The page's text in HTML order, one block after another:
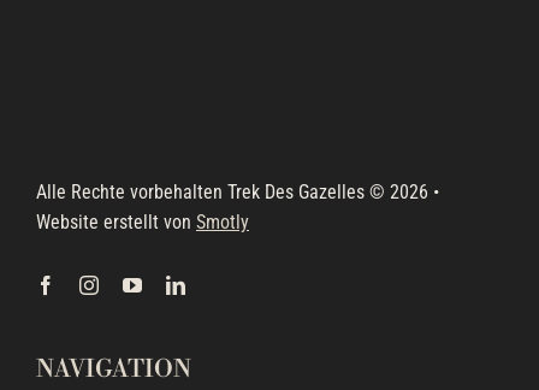
Alle Rechte vorbehalten Trek Des Gazelles © 2026 •
Website erstellt von Smotly
NAVIGATION